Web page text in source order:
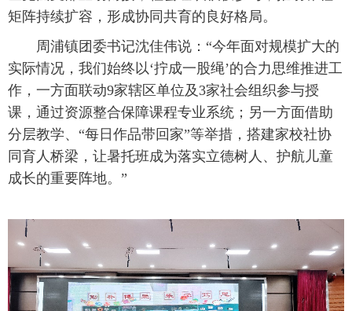
矩阵持续扩容，形成协同共育的良好格局。
周浦镇团委书记沈佳伟说：“今年面对规模扩大的
实际情况，我们始终以‘拧成一股绳’的合力思维推进工
作，一方面联动9家辖区单位及3家社会组织参与授
课，通过资源整合保障课程专业系统；另一方面借助
分层教学、“每日作品带回家”等举措，搭建家校社协
同育人桥梁，让暑托班成为落实立德树人、护航儿童
成长的重要阵地。”